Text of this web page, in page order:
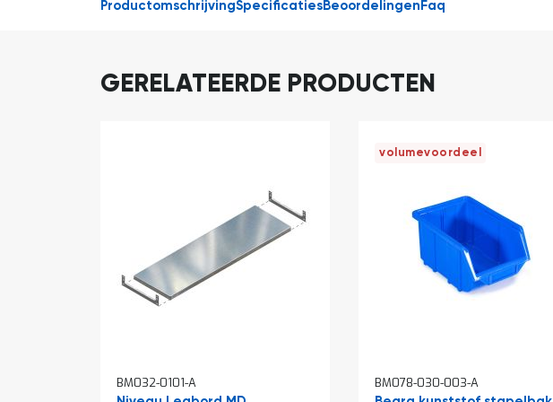
ProductomschrijvingSpecificaties Beoordelingen Faq
GERELATEERDE PRODUCTEN
BM032-0101-A
volumevoordeel
BM078-030-003-A